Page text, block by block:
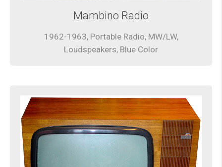
Mambino Radio
1962-1963, Portable Radio, MW/LW,
Loudspeakers, Blue Color